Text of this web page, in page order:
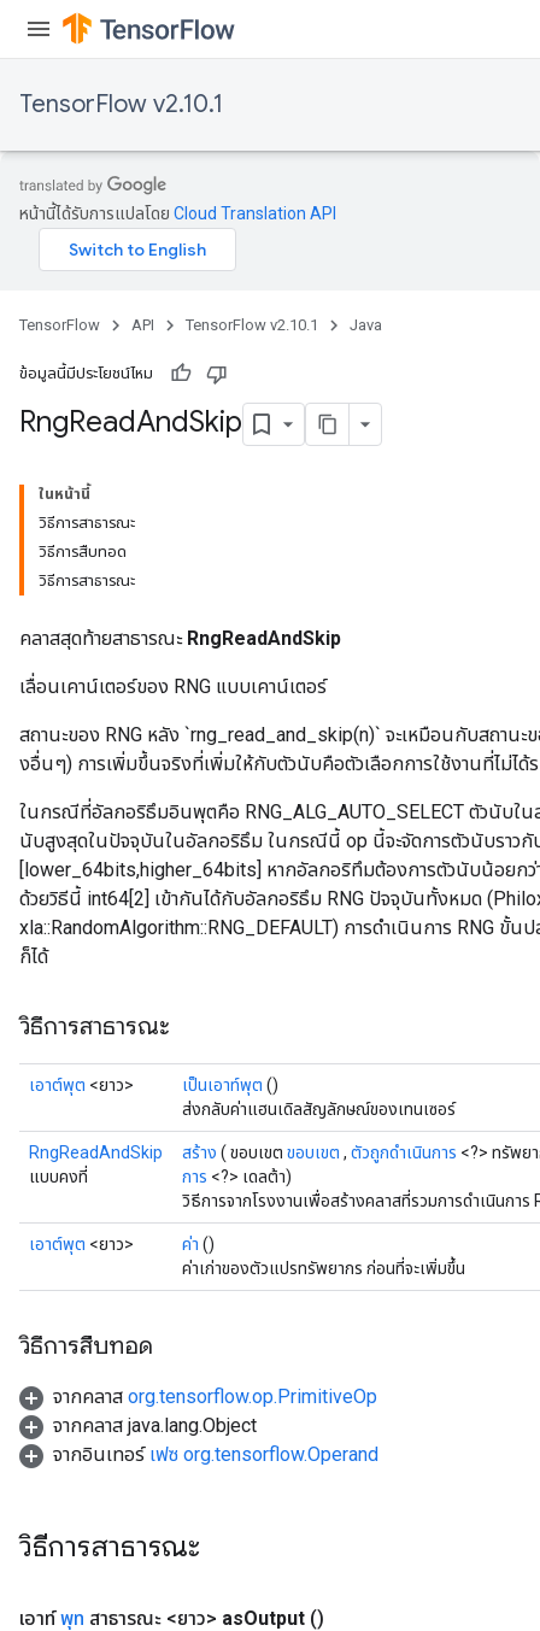
TensorFlow v2.10.1
หน้านี้ได้รับการแปลโดย Cloud Translation API
TensorFlow API TensorFlow v2.10.1 Java
ข้อมูลนี้มีประโยชน์ไหม
RngReadAndSkip
ในหน้านี้
วิธีการสาธารณะ
วิธีการสืบทอด
วิธีการสาธารณะ
คลาสสุดท้ายสาธารณะ RngReadAndSkip
เลื่อนเคาน์เตอร์ของ RNG แบบเคาน์เตอร์
สถานะของ RNG หลัง `rng_read_and_skip(n)` จะเหมือนกับสถานะ
งอื่นๆ) การเพิ่มขึ้นจริงที่เพิ่มให้กับตัวนับคือตัวเลือกการใช้งานที่ไม่ได้
ในกรณีที่อัลกอริธึมอินพุตคือ RNG_ALG_AUTO_SELECT ตัวนับใน
นับสูงสุดในปัจจุบันในอัลกอริธึม ในกรณีนี้ op นี้จะจัดการตัวนับราวกั
[lower_64bits,higher_64bits] หากอัลกอริทึมต้องการตัวนับน้อยกว่
ด้วยวิธีนี้ int64[2] เข้ากันได้กับอัลกอริธึม RNG ปัจจุบันทั้งหมด
xla::RandomAlgorithm::RNG_DEFAULT) การดำเนินการ RNG ขั้
ก็ได้
วิธีการสาธารณะ
เอาต์พุต <ยาว> เป็นเอาท์พุต ()
ส่งกลับค่าแฮนเดิลสัญลักษณ์ของเทนเซอร์
RngReadAndSkip
แบบคงที่
สร้าง ( ขอบเขต ขอบเขต , ตัวถูกดำเนินการ <?> ทรัพย
การ <?> เดลต้า)
วิธีการจากโรงงานเพื่อสร้างคลาสที่รวมการดำเนินกา
เอาต์พุต <ยาว> ค่า ()
ค่าเก่าของตัวแปรทรัพยากร ก่อนที่จะเพิ่มขึ้น
วิธีการสืบทอด
จากคลาส org.tensorflow.op.PrimitiveOp
จากคลาส java.lang.Object
จากอินเทอร์ เฟซ org.tensorflow.Operand
วิธีการสาธารณะ
เอาท์พุท สาธารณะ <ยาว> asOutput ()